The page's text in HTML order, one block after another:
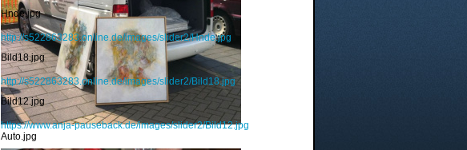
Auto.jpg
Hnde.jpg
http://s522863283.online.de/images/slider2/Hnde.jpg
Bild18.jpg
http://s522863283.online.de/images/slider2/Bild18.jpg
Bild12.jpg
https://www.anja-pauseback.de/images/slider2/Bild12.jpg